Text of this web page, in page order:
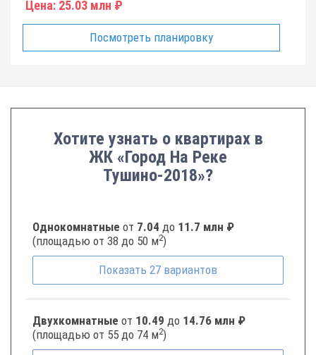
Цена: 25.03 млн ₽
Посмотреть планировку
Хотите узнать о квартирах в
ЖК «Город На Реке
Тушино-2018»?
Однокомнатные от 7.04 до 11.7 млн ₽
(площадью от 38 до 50 м2)
Показать 27 вариантов
Двухкомнатные от 10.49 до 14.76 млн ₽
(площадью от 55 до 74 м2)